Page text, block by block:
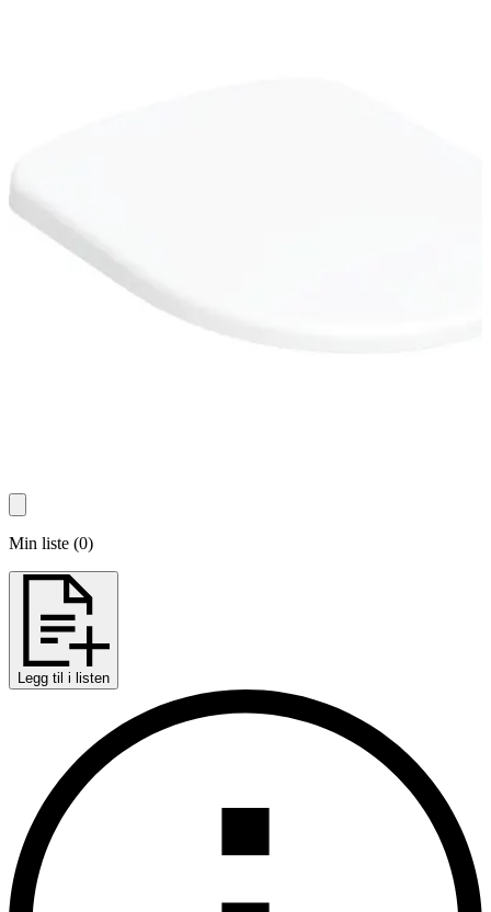
Min liste (0)
Legg til i listen